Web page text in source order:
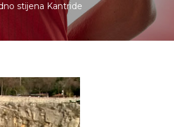
stijena Kantride